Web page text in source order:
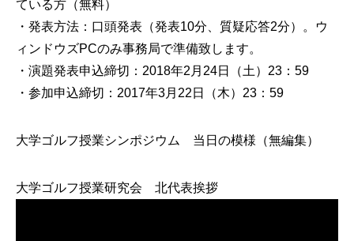
ている方（無料）
・発表方法：口頭発表（発表10分、質疑応答2分）。ウ
ィンドウズPCのみ事務局で準備致します。
・演題発表申込締切：2018年2月24日（土）23：59
・参加申込締切：2017年3月22日（木）23：59
大学ゴルフ授業シンポジウム 当日の模様（無編集）
大学ゴルフ授業研究会 北代表挨拶